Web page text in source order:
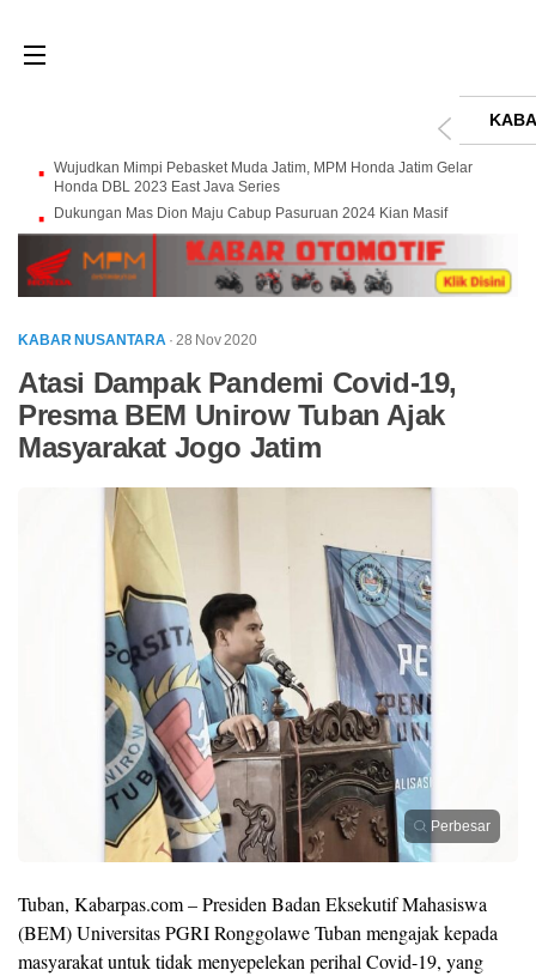
Wujudkan Mimpi Pebasket Muda Jatim, MPM Honda Jatim Gelar
Honda DBL 2023 East Java Series
Dukungan Mas Dion Maju Cabup Pasuruan 2024 Kian Masif
KABAR NUSANTARA · 28 Nov 2020
Atasi Dampak Pandemi Covid-19,
Presma BEM Unirow Tuban Ajak
Masyarakat Jogo Jatim
Perbesar
Tuban, Kabarpas.com – Presiden Badan Eksekutif Mahasiswa
(BEM) Universitas PGRI Ronggolawe Tuban mengajak kepada
masyarakat untuk tidak menyepelekan perihal Covid-19, yang